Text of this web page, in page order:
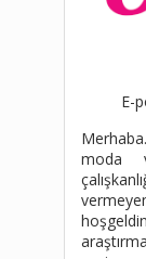
E-
moda